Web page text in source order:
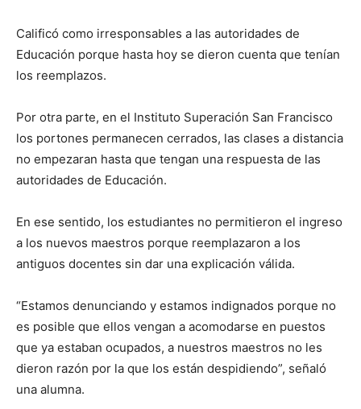
Calificó como irresponsables a las autoridades de
Educación porque hasta hoy se dieron cuenta que tenían
los reemplazos.
Por otra parte, en el Instituto Superación San Francisco
los portones permanecen cerrados, las clases a distancia
no empezaran hasta que tengan una respuesta de las
autoridades de Educación.
En ese sentido, los estudiantes no permitieron el ingreso
a los nuevos maestros porque reemplazaron a los
antiguos docentes sin dar una explicación válida.
“Estamos denunciando y estamos indignados porque no
es posible que ellos vengan a acomodarse en puestos
que ya estaban ocupados, a nuestros maestros no les
dieron razón por la que los están despidiendo”, señaló
una alumna.